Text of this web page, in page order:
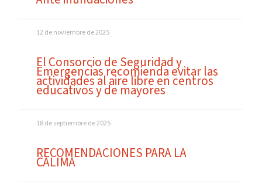
12 de noviembre de 2025
El Consorcio de Seguridad y
Emergencias recomienda evitar las
actividades al aire libre en centros
educativos y de mayores
18 de septiembre de 2025
RECOMENDACIONES PARA LA
CALIMA